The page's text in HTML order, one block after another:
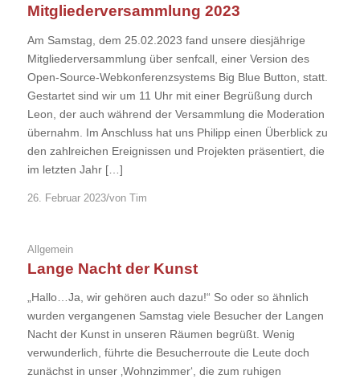
Mitgliederversammlung 2023
Am Samstag, dem 25.02.2023 fand unsere diesjährige
Mitgliederversammlung über senfcall, einer Version des
Open-Source-Webkonferenzsystems Big Blue Button, statt.
Gestartet sind wir um 11 Uhr mit einer Begrüßung durch
Leon, der auch während der Versammlung die Moderation
übernahm. Im Anschluss hat uns Philipp einen Überblick zu
den zahlreichen Ereignissen und Projekten präsentiert, die
im letzten Jahr […]
26. Februar 2023/von Tim
Allgemein
Lange Nacht der Kunst
„Hallo…Ja, wir gehören auch dazu!“ So oder so ähnlich
wurden vergangenen Samstag viele Besucher der Langen
Nacht der Kunst in unseren Räumen begrüßt. Wenig
verwunderlich, führte die Besucherroute die Leute doch
zunächst in unser ‚Wohnzimmer‘, die zum ruhigen